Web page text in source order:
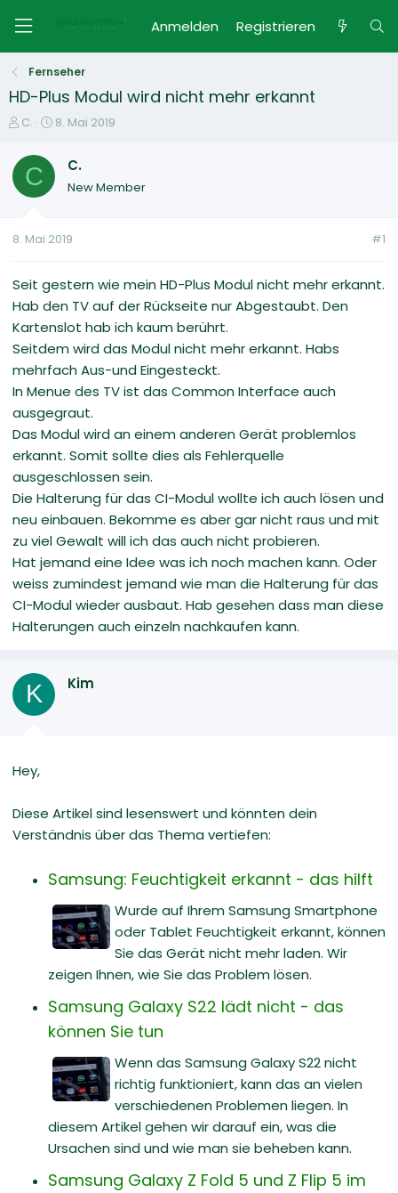
Anmelden Registrieren
Fernseher
HD-Plus Modul wird nicht mehr erkannt
E
s
e
e
C.
E
t
t
m
8. Mai 2019
C C.
New Member
8. Mai 2019 #1
Seit gestern wie mein HD-Plus Modul nicht mehr erkannt.
Hab den TV auf der Rückseite nur Abgestaubt. Den
Kartenslot hab ich kaum berührt.
Seitdem wird das Modul nicht mehr erkannt. Habs
mehrfach Aus-und Eingesteckt.
In Menue des TV ist das Common Interface auch
ausgegraut.
Das Modul wird an einem anderen Gerät problemlos
erkannt. Somit sollte dies als Fehlerquelle
ausgeschlossen sein.
Die Halterung für das CI-Modul wollte ich auch lösen und
neu einbauen. Bekomme es aber gar nicht raus und mit
zu viel Gewalt will ich das auch nicht probieren.
Hat jemand eine Idee was ich noch machen kann. Oder
weiss zumindest jemand wie man die Halterung für das
CI-Modul wieder ausbaut. Hab gesehen dass man diese
Halterungen auch einzeln nachkaufen kann.
K Kim
Hey,
Diese Artikel sind lesenswert und könnten dein
Verständnis über das Thema vertiefen:
Samsung: Feuchtigkeit erkannt - das hilft
Wurde auf Ihrem Samsung Smartphone
oder Tablet Feuchtigkeit erkannt, können
Sie das Gerät nicht mehr laden. Wir
zeigen Ihnen, wie Sie das Problem lösen.
Samsung Galaxy S22 lädt nicht - das
können Sie tun
Wenn das Samsung Galaxy S22 nicht
richtig funktioniert, kann das an vielen
verschiedenen Problemen liegen. In
diesem Artikel gehen wir darauf ein, was die
Ursachen sind und wie man sie beheben kann.
Samsung Galaxy Z Fold 5 und Z Flip 5 im